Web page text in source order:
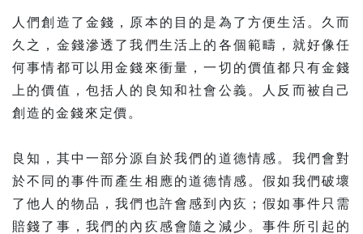
人們創造了金錢，原本的目的是為了方便生活。久而
久之，金錢滲透了我們生活上的各個範疇，就好像任
何事情都可以用金錢來衝量，一切的價值都只有金錢
上的價值，包括人的良知和社會公義。人反而被自己
創造的金錢來定價。
良知，其中一部分源自於我們的道德情感。我們會對
於不同的事件而產生相應的道德情感。假如我們破壞
了他人的物品，我們也許會感到內疚；假如事件只需
賠錢了事，我們的內疚感會隨之減少。事件所引起的